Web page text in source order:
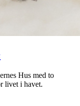
Hus med to
livet i havet.